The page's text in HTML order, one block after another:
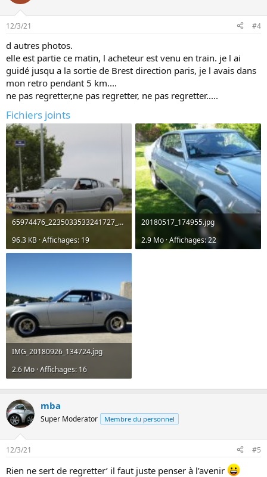
12/3/21 #4
d autres photos.
elle est partie ce matin, l acheteur est venu en train. je l ai
guidé jusqu a la sortie de Brest direction paris, je l avais dans
mon retro pendant 5 km....
ne pas regretter,ne pas regretter, ne pas regretter.....
Fichiers joints
65974476_2235033533241727_1881363797847834624_n.jpg
96.3 KB · Affichages: 19
20180517_174955.jpg
2.9 Mo · Affichages: 22
IMG_20180926_134724.jpg
2.6 Mo · Affichages: 16
mba
Super Moderator Membre du personnel
12/3/21 #5
Rien ne sert de regretter’ il faut juste penser à l’avenir